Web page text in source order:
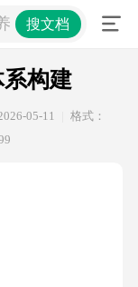
体系构建
搜文档
构建
05-11
格式：